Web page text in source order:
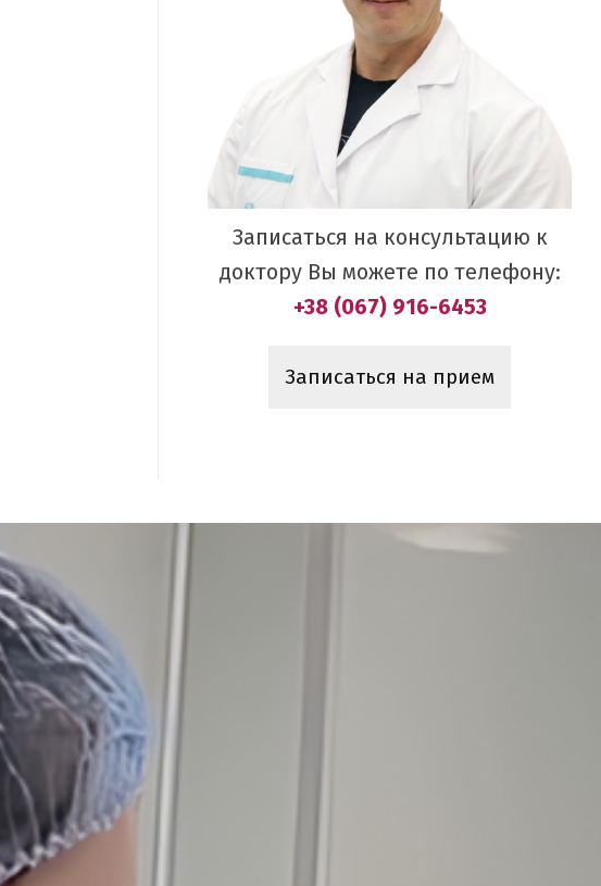
Записаться на консультацию к
доктору Вы можете по телефону:
+38 (067) 916-6453
Записаться на прием